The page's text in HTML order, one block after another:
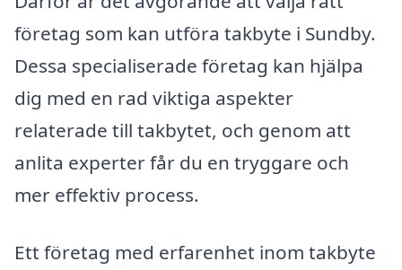
företag som kan utföra takbyte i Sundby.
Dessa specialiserade företag kan hjälpa
dig med en rad viktiga aspekter
relaterade till takbytet, och genom att
anlita experter får du en tryggare och
mer effektiv process.
Ett företag med erfarenhet inom takbyte